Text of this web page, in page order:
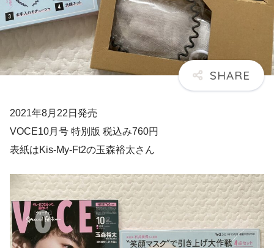
2021年8月22日発売
VOCE10月号 特別版 税込み760円
表紙はKis-My-Ft2の玉森裕太さん